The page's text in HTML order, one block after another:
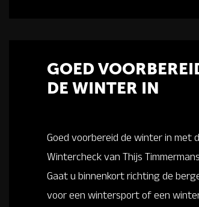
GOED
DE WINTER IN
Goed voorbereid de winter in met
Wintercheck van Thijs Timmermans
Gaat u binnenkort richting de
voor een wintersport of een